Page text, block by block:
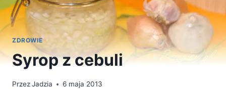
ZDROWIE
Syrop z cebuli
PrzezJadzia 6 maja 2013